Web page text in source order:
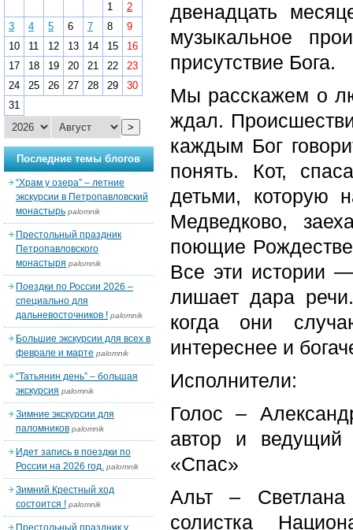
двенадцать
музыкальное
присутствие Бога.
Мы расскажем о
ждал.
каждым Бог
понять. Кот,
детьми, которую
Медведково,
поющие
Все эти истории
лишает дара
когда они
интереснее и
Исполнители:
Голос –
автор и
«Спас»
Альт – Светлана
солистка
1
2
3
4 5 6 7 8
9
10
11 12 13 14 15
16
17
18 19 20 21 22
23
24
25 26 27 28 29
30
31
>
Последние темы блогов
“Храм у озера” – летние
экскурсии в Петропавловский
монастырь palomnik
Престольный праздник
Петропавловского
монастыря palomnik
Поездки по России 2026 –
специально для
дальневосточников ! palomnik
Большие экскурсии для всех в
феврале и марте palomnik
“Татьянин день” – большая
экскурсия palomnik
Зимние экскурсии для
паломников palomnik
Идет запись в поездки по
России на 2026 год. palomnik
Зимний Крестный ход
состоится ! palomnik
Престольный праздник у